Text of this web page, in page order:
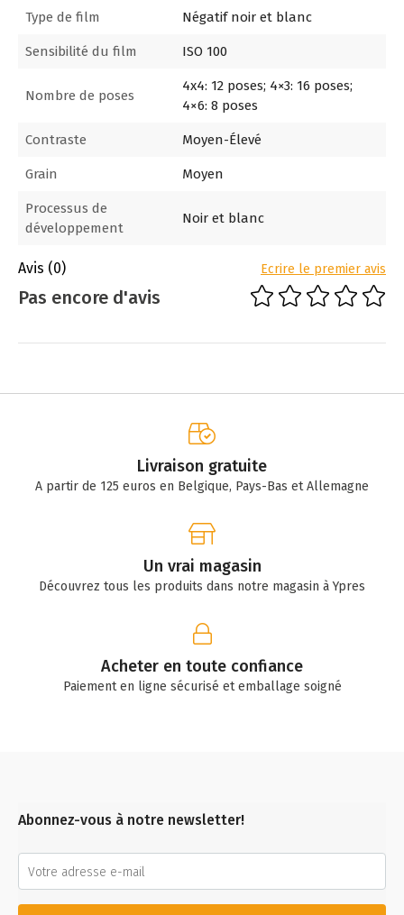
Type de film Négatif noir et blanc
Sensibilité du film ISO 100
Nombre de poses
4x4: 12 poses; 4×3: 16 poses;
4×6: 8 poses
Contraste Moyen-Élevé
Grain Moyen
Processus de
développement
Noir et blanc
Avis (0) Ecrire le premier avis
Pas encore d'avis
Livraison gratuite
A partir de 125 euros en Belgique, Pays-Bas et Allemagne
Un vrai magasin
Découvrez tous les produits dans notre magasin à Ypres
Acheter en toute confiance
Paiement en ligne sécurisé et emballage soigné
Abonnez-vous à notre newsletter!